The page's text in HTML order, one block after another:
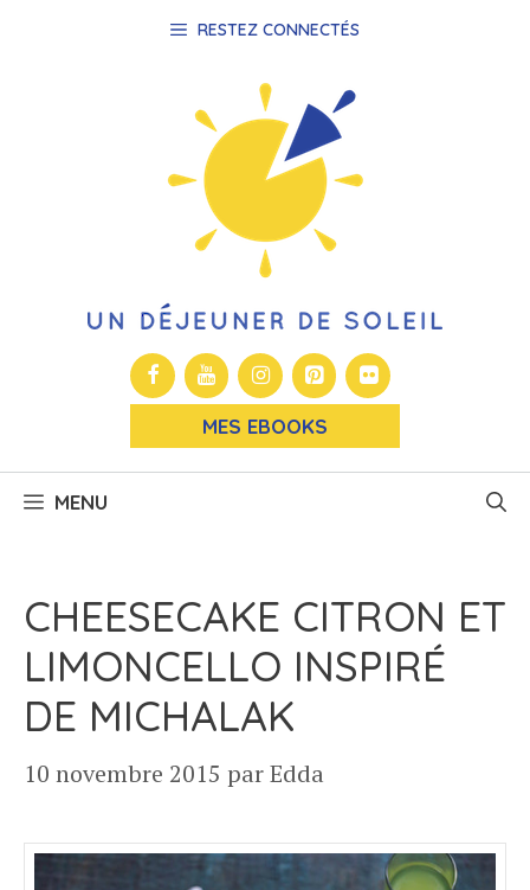
RESTEZ CONNECTÉS
MES EBOOKS
MENU
CHEESECAKE CITRON ET
LIMONCELLO INSPIRÉ
DE MICHALAK
10 novembre 2015 parEdda